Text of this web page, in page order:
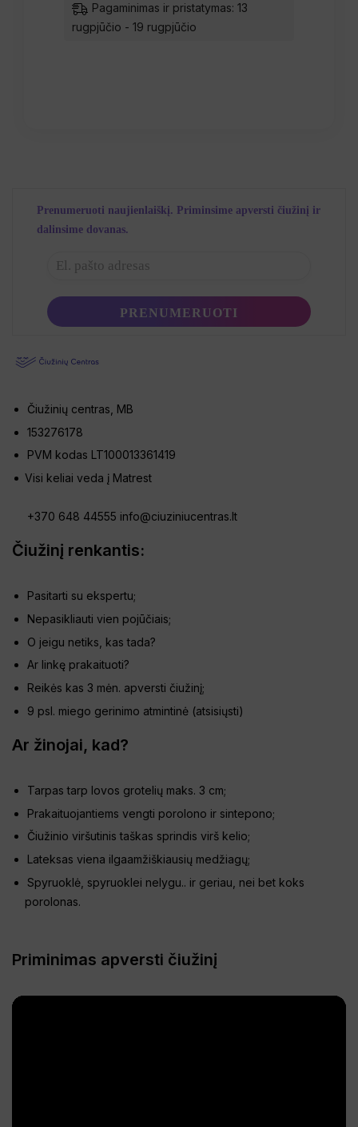
Pagaminimas ir pristatymas: 13
rugpjūčio - 19 rugpjūčio
Prenumeruoti naujienlaiškį. Priminsime apversti čiužinį ir
dalinsime dovanas.
Čiužinių centras, MB
153276178
PVM kodas LT100013361419
Visi keliai veda į Matrest
+370 648 44555 info@ciuziniucentras.lt
Čiužinį renkantis:
Pasitarti su ekspertu;
Nepasikliauti vien pojūčiais;
O jeigu netiks, kas tada?
Ar linkę prakaituoti?
Reikės kas 3 mėn. apversti čiužinį;
9 psl. miego gerinimo atmintinė (atsisiųsti)
Ar žinojai, kad?
Tarpas tarp lovos grotelių maks. 3 cm;
Prakaituojantiems vengti porolono ir sintepono;
Čiužinio viršutinis taškas sprindis virš kelio;
Lateksas viena ilgaamžiškiausių medžiagų;
Spyruoklė, spyruoklei nelygu.. ir geriau, nei bet koks
porolonas.
Priminimas apversti čiužinį